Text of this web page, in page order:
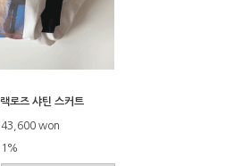
로즈 샤틴 스커트
43,600 won
1%